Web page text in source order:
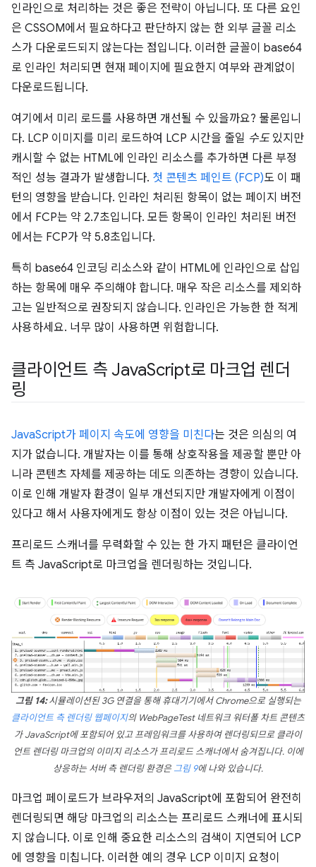
인라인으로 처리하는 것은 좋은 전략이 아닙니다. 또 다른 요인
은 CSSOM에서 필요하다고 판단하지 않는 한 외부 글꼴 리소
스가 다운로드되지 않는다는 점입니다. 이러한 글꼴이 base64
로 인라인 처리되면 현재 페이지에 필요한지 여부와 관계없이
다운로드됩니다.
여기에서 미리 로드를 사용하면 개선될 수 있을까요? 물론입니
다. LCP 이미지를 미리 로드하여 LCP 시간을 줄일 수도있지만
캐시할 수 없는 HTML에 인라인 리소스를 추가하면 다른 부정
적인 성능 결과가 발생합니다. 첫 콘텐츠 페인트 (FCP)도 이 패
턴의 영향을 받습니다. 인라인 처리된 항목이 없는 페이지 버전
에서 FCP는 약 2.7초입니다. 모든 항목이 인라인 처리된 버전
에서는 FCP가 약 5.8초입니다.
특히 base64 인코딩 리소스와 같이 HTML에 인라인으로 삽입
하는 항목에 매우 주의해야 합니다. 매우 작은 리소스를 제외하
고는 일반적으로 권장되지 않습니다. 인라인은 가능한 한 적게
사용하세요. 너무 많이 사용하면 위험합니다.
클라이언트 측 JavaScript로 마크업 렌더
링
JavaScript가 페이지 속도에 영향을 미친다는 것은 의심의 여
지가 없습니다. 개발자는 이를 통해 상호작용을 제공할 뿐만 아
니라 콘텐츠 자체를 제공하는 데도 의존하는 경향이 있습니다.
이로 인해 개발자 환경이 일부 개선되지만 개발자에게 이점이
있다고 해서 사용자에게도 항상 이점이 있는 것은 아닙니다.
프리로드 스캐너를 무력화할 수 있는 한 가지 패턴은 클라이언
트 측 JavaScript로 마크업을 렌더링하는 것입니다.
그림 14:시뮬레이션된 3G 연결을 통해 휴대기기에서 Chrome으로 실행되는
클라이언트 측 렌더링 웹페이지의 WebPageTest 네트워크 워터폴 차트 콘텐츠
가 JavaScript에 포함되어 있고 프레임워크를 사용하여 렌더링되므로 클라이
언트 렌더링 마크업의 이미지 리소스가 프리로드 스캐너에서 숨겨집니다. 이에
상응하는 서버 측 렌더링 환경은 그림 9에 나와 있습니다.
마크업 페이로드가 브라우저의 JavaScript에 포함되어 완전히
렌더링되면 해당 마크업의 리소스는 프리로드 스캐너에 표시되
지 않습니다. 이로 인해 중요한 리소스의 검색이 지연되어 LCP
에 영향을 미칩니다. 이러한 예의 경우 LCP 이미지 요청이